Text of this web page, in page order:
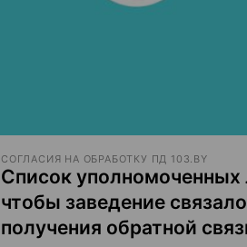
СОГЛАСИЯ НА ОБРАБОТКУ ПД 103.BY
Список уполномоченных
чтобы заведение
получения обратной